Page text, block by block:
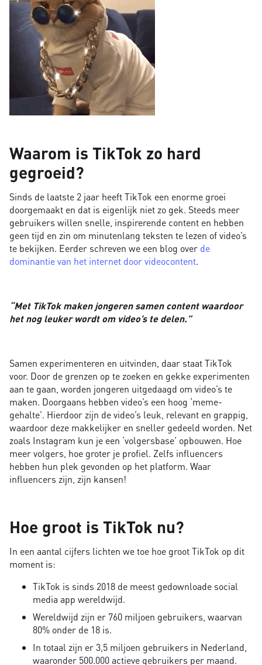
Waarom is TikTok zo hard
gegroeid?
Sinds de laatste 2 jaar heeft TikTok een enorme groei
doorgemaakt en dat is eigenlijk niet zo gek. Steeds meer
gebruikers willen snelle, inspirerende content en hebben
geen tijd en zin om minutenlang teksten te lezen of video’s
te bekijken. Eerder schreven we een blog over de
dominantie van het internet door videocontent.
“Met TikTok maken jongeren samen content waardoor
het nog leuker wordt om video’s te delen.”
Samen experimenteren en uitvinden, daar staat TikTok
voor. Door de grenzen op te zoeken en gekke experimenten
aan te gaan, worden jongeren uitgedaagd om video’s te
maken. Doorgaans hebben video’s een hoog ‘meme-
gehalte’. Hierdoor zijn de video’s leuk, relevant en grappig,
waardoor deze makkelijker en sneller gedeeld worden. Net
zoals Instagram kun je een ‘volgersbase’ opbouwen. Hoe
meer volgers, hoe groter je profiel. Zelfs influencers
hebben hun plek gevonden op het platform. Waar
influencers zijn, zijn kansen!
Hoe groot is TikTok nu?
In een aantal cijfers lichten we toe hoe groot TikTok op dit
moment is:
TikTok is sinds 2018 de meest gedownloade social
media app wereldwijd.
Wereldwijd zijn er 760 miljoen gebruikers, waarvan
80% onder de 18 is.
In totaal zijn er 3,5 miljoen gebruikers in Nederland,
waaronder 500.000 actieve gebruikers per maand.